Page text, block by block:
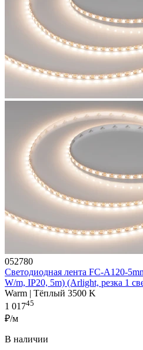
052780
Светодиодная лента FC-A120-
W/m, IP20, 5m) (Arlight, резка 1
Warm | Тёплый 3500 K
1 01745
₽/м
В наличии